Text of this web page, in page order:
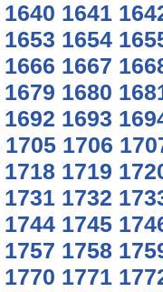
1640 1641
1653 1654
1666 1667
1679 1680
1692 1693
1705 1706
1718 1719
1731 1732
1744 1745
1757 1758
1770 1771